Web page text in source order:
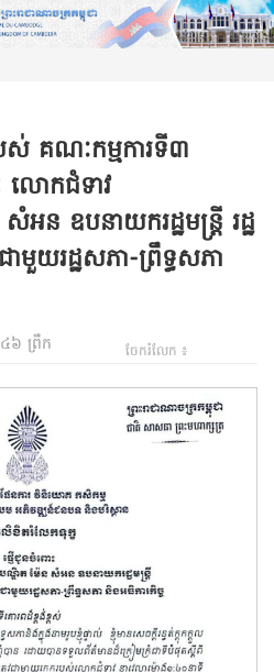
ស់ គណៈកម្មការទី៣
លោកជំទាវ
ន ឧបនាយករដ្ឋមន្ត្រី រដ្ឋ
មួយរដ្ឋសភា-ព្រឹទ្ធសភា
៦ ព្រឹក ចែករំលែក ៖